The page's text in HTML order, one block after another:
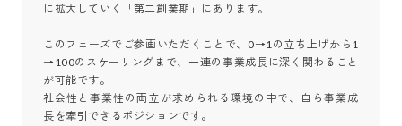
に拡大していく「第二創業期」にあります。
このフェーズでご参画いただくことで、0→1の立ち上げから1
→100のスケーリングまで、一連の事業成長に深く関わること
が可能です。
社会性と事業性の両立が求められる環境の中で、自ら事業成
長を牽引できるポジションです。